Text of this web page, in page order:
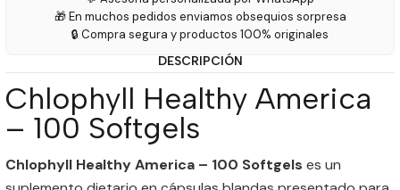
🎁 En muchos pedidos enviamos obsequios sorpresa
🔒 Compra segura y productos 100% originales
DESCRIPCIÓN
Chlophyll Healthy America
– 100 Softgels
Chlophyll Healthy America – 100 Softgels es un